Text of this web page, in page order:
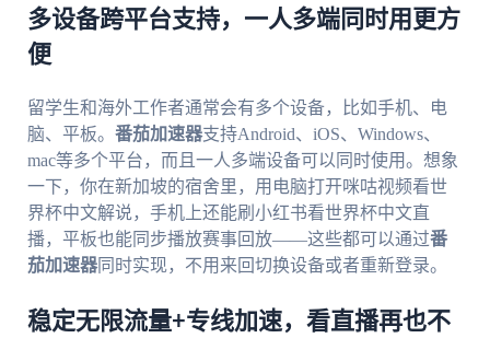
多设备跨平台支持，一人多端同时用更方
便
留学生和海外工作者通常会有多个设备，比如手机、电
脑、平板。 番茄加速器支持Android、iOS、Windows、
mac等多个平台，而且一人多端设备可以同时使用。想象
一下，你在新加坡的宿舍里，用电脑打开咪咕视频看世
界杯中文解说，手机上还能刷小红书看世界杯中文直
播，平板也能同步播放赛事回放——这些都可以通过番
茄加速器同时实现，不用来回切换设备或者重新登录。
稳定无限流量+专线加速，看直播再也不